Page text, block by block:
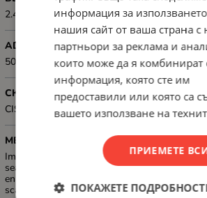
2.4GHz and 5GHz Support
ADF
50-sheet ADF
СКЕНЕР, ТИП
CIS (Contact Image Sensor);
МЕТОДИ ЗА СКАНИРАНЕ И ФУНКЦИИ
Image, File, OCR, E-mail server, FTP,
search; Scan to mobile device, scan to
enlarge text, scan to PowerPoint, scan to
scan to email
информация за
нашия сайт от ваша страна с
партньори за реклама и
които може да я комбинират
информация, която сте им
предоставили или която са
вашето използване на
ПРИЕМЕТЕ
ПОКАЖЕТЕ